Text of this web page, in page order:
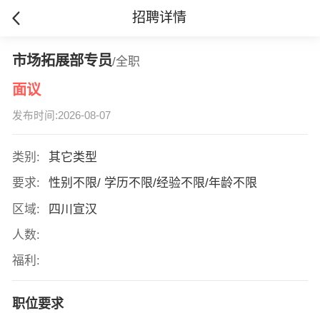
招聘详情
市场拓展部专员/全职
面议
发布时间:2026-08-07
类别:
其它类型
要求:
性别不限/ 学历不限/经验不限/年龄不限
区域:
四川宣汉
人数:
福利:
职位要求